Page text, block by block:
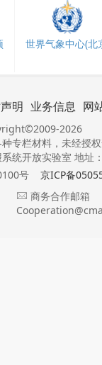
世界气象中心(北
明 业务信息 网
2026
专栏材料，未经授
统开放实验室 地址
号
京ICP备
商务合作邮箱